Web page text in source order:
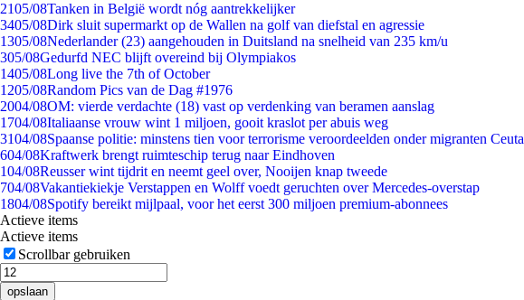
2105/08Tanken in België wordt nóg aantrekkelijker
3405/08Dirk sluit supermarkt op de Wallen na golf van diefstal en agressie
1305/08Nederlander (23) aangehouden in Duitsland na snelheid van 235 km/u
305/08Gedurfd NEC blijft overeind bij Olympiakos
1405/08Long live the 7th of October
1205/08Random Pics van de Dag #1976
2004/08OM: vierde verdachte (18) vast op verdenking van beramen aanslag
1704/08Italiaanse vrouw wint 1 miljoen, gooit kraslot per abuis weg
3104/08Spaanse politie: minstens tien voor terrorisme veroordeelden onder migranten Ceuta
604/08Kraftwerk brengt ruimteschip terug naar Eindhoven
104/08Reusser wint tijdrit en neemt geel over, Nooijen knap tweede
704/08Vakantiekiekje Verstappen en Wolff voedt geruchten over Mercedes-overstap
1804/08Spotify bereikt mijlpaal, voor het eerst 300 miljoen premium-abonnees
Actieve items
Actieve items
Scrollbar gebruiken
opslaan